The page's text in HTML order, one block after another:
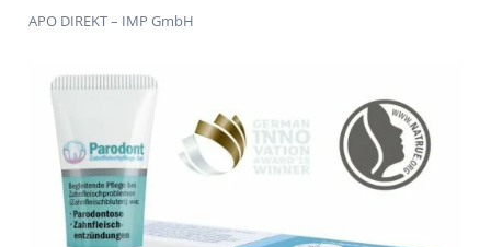
APO DIREKT – IMP GmbH